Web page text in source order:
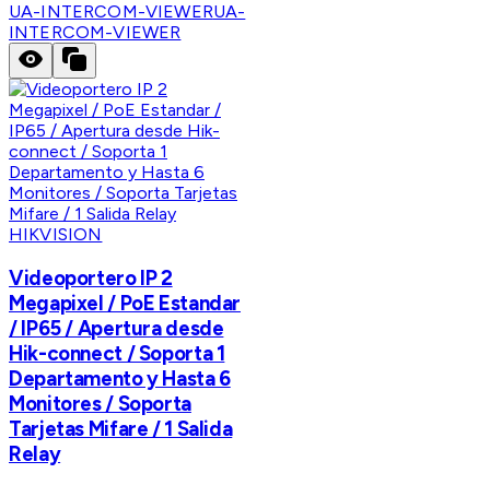
UA-INTERCOM-VIEWERUA-
INTERCOM-VIEWER
HIKVISION
Videoportero IP 2
Megapixel / PoE Estandar
/ IP65 / Apertura desde
Hik-connect / Soporta 1
Departamento y Hasta 6
Monitores / Soporta
Tarjetas Mifare / 1 Salida
Relay